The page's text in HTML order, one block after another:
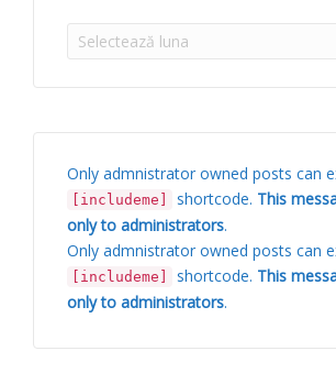
Arhive
Only admnistrator owned posts can
[includeme] shortcode. This
only to administrators.
Only admnistrator owned posts can
[includeme] shortcode. This
only to administrators.